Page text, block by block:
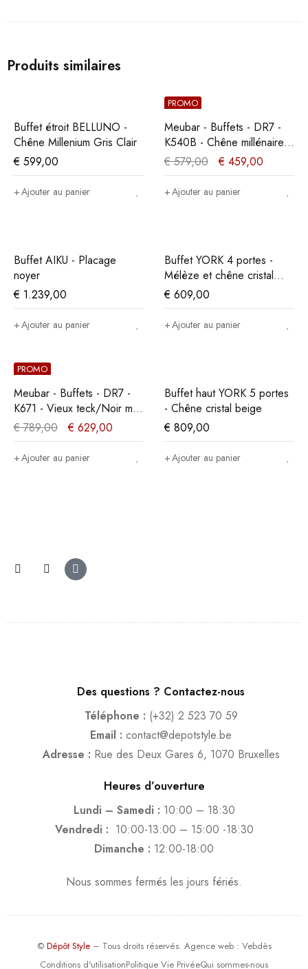
Produits similaires
Buffet étroit BELLUNO -
Chêne Millenium Gris Clair
€ 599,00
Ajouter au panier
PROMO
Meubar - Buffets - DR7 -
K540B - Chêne millénaire
gris clair - 226x86x50cm
€579,00 € 459,00
Ajouter au panier
Buffet AIKU - Placage
noyer
€ 1.239,00
Ajouter au panier
Buffet YORK 4 portes -
Mélèze et chêne cristal
beige
€ 609,00
Ajouter au panier
PROMO
Meubar - Buffets - DR7 -
K671 - Vieux teck/Noir mat
- 207x90x50cm
€789,00 € 629,00
Ajouter au panier
Buffet haut YORK 5 portes
- Chêne cristal beige
€ 809,00
Ajouter au panier
Des questions ? Contactez-nous
Téléphone : (+32) 2 523 70 59
Email : contact@depotstyle.be
Adresse : Rue des Deux Gares 6, 1070 Bruxelles
Heures d’ouverture
Lundi – Samedi : 10:00 – 18:30
Vendredi : 10:00-13:00 – 15:00 -18:30
Dimanche : 12:00-18:00
Nous sommes fermés les jours fériés.
© Dépôt Style– Tous droits réservés. Agence web: Vebdès
Conditions d'utilisationPolitique Vie PrivéeQui sommes-nous